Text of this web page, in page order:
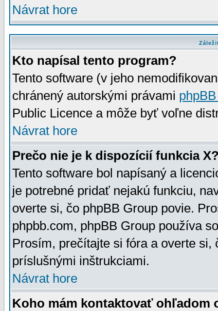
Návrat hore
Kto napísal tento program?
Tento software (v jeho
chránený autorskými právami
Public Licence a môže byť voľne
Návrat hore
Prečo nie je k dispozícií funkcia
Tento software bol napísaný a
je potrebné pridať nejakú funkciu,
overte si, čo phpBB Group povie.
phpbb.com, phpBB Group používa
Prosím, prečítajte si fóra a overte
príslušnými inštrukciami.
Návrat hore
Koho mám kontaktovať ohľadom